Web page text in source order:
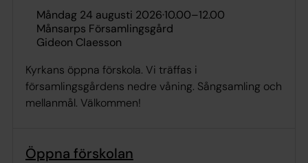
måndag 24 augusti 2026·10.00–12.00
Månsarps Församlingsgård
Gideon Claesson
Kyrkans öppna förskola. Vi träffas i
församlingsgårdens nedre våning. Sångsamling och
mellanmål. Välkommen!
Öppna förskolan